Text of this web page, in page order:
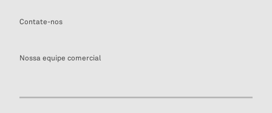
Contate-nos
Nossa equipe comercial